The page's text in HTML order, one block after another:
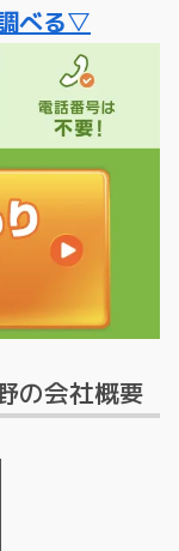
べる▽
の会社概要